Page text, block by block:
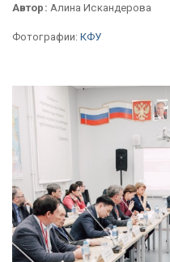
Автор: Алина Искандерова
Фотографии:КФУ